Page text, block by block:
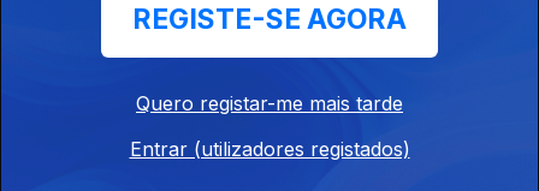
Jaime Cortesão
REGISTE-SE AGORA
Quero registar-me mais tarde
Entrar (utilizadores registados)